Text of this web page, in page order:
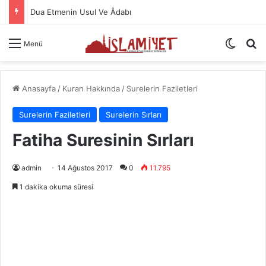
Dua Etmenin Usul Ve Âdabı
Menü Dış
Anasayfa/ Kuran Hakkında/ Surelerin Faziletleri
Surelerin Faziletleri Surelerin Sırları
Fatiha Suresinin Sırları
admin 14 Ağustos 2017 0 11.795
1 dakika okuma süresi